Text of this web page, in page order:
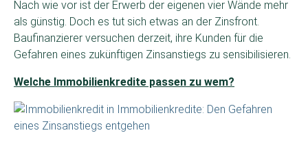
Nach wie vor ist der Erwerb der eigenen vier Wände mehr
als günstig. Doch es tut sich etwas an der Zinsfront.
Baufinanzierer versuchen derzeit, ihre Kunden für die
Gefahren eines zukünftigen Zinsanstiegs zu sensibilisieren.
Welche Immobilienkredite passen zu wem?